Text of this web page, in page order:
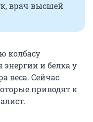
врач высшей
колбасу
энергии и белка у
веса. Сейчас
приводят к